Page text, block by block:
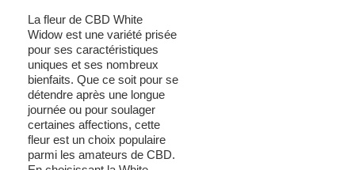
La fleur de CBD White
Widow est une variété prisée
pour ses caractéristiques
uniques et ses nombreux
bienfaits. Que ce soit pour se
détendre après une longue
journée ou pour soulager
certaines affections, cette
fleur est un choix populaire
parmi les amateurs de CBD.